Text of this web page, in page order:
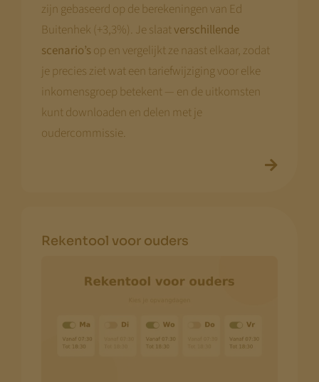
zijn gebaseerd op de berekeningen van Ed
Buitenhek (+3,3%). Je slaatverschillende
scenario’sop en vergelijkt ze naast elkaar, zodat
je precies ziet wat een tariefwijziging voor elke
inkomensgroep betekent — en de uitkomsten
kunt downloaden en delen met je
oudercommissie.
Rekentool voor ouders